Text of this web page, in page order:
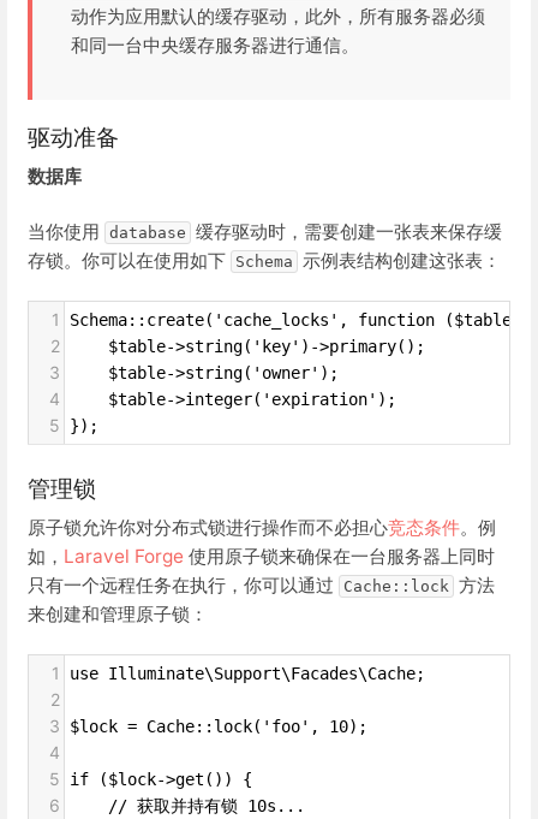
动作为应用默认的缓存驱动，此外，所有服务器必须
和同一台中央缓存服务器进行通信。
驱动准备
数据库
当你使用 database 缓存驱动时，需要创建一张表来保存缓
存锁。你可以在使用如下 Schema 示例表结构创建这张表：
1 Schema::create('cache_locks', function ($table)
2
    $table->string('key')->primary();
3
    $table->string('owner');
4
    $table->integer('expiration');
5 });
管理锁
原子锁允许你对分布式锁进行操作而不必担心竞态条件。例
如， Laravel Forge 使用原子锁来确保在一台服务器上同时
只有一个远程任务在执行，你可以通过
Cache::lock 方法
来创建和管理原子锁：
1 use Illuminate\Support\Facades\Cache;
2
3
$lock = Cache::lock('foo', 10);
4
5
if ($lock->get()) {
6
    // 获取并持有锁 10s...